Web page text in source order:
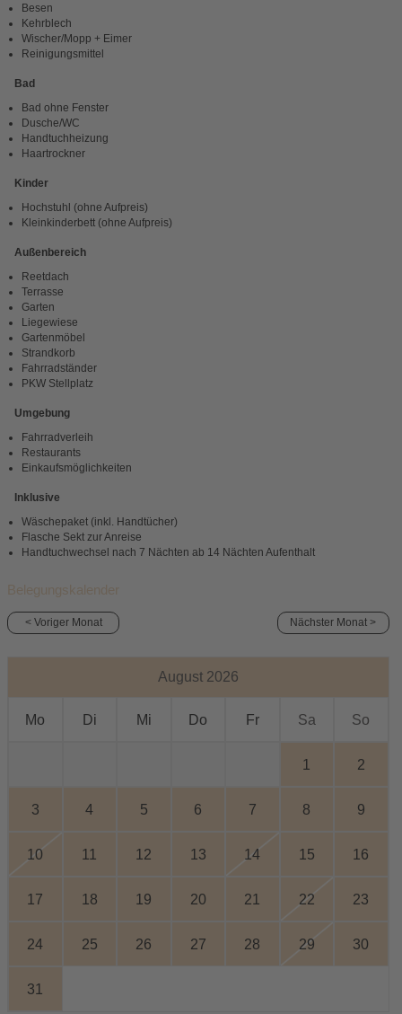
Besen
Kehrblech
Wischer/Mopp + Eimer
Reinigungsmittel
Bad
Bad ohne Fenster
Dusche/WC
Handtuchheizung
Haartrockner
Kinder
Hochstuhl (ohne Aufpreis)
Kleinkinderbett (ohne Aufpreis)
Außenbereich
Reetdach
Terrasse
Garten
Liegewiese
Gartenmöbel
Strandkorb
Fahrradständer
PKW Stellplatz
Umgebung
Fahrradverleih
Restaurants
Einkaufsmöglichkeiten
Inklusive
Wäschepaket (inkl. Handtücher)
Flasche Sekt zur Anreise
Handtuchwechsel nach 7 Nächten ab 14 Nächten Aufenthalt
Belegungskalender
< Voriger Monat Nächster Monat >
August 2026
Mo Di Mi Do Fr Sa So
1 2
3 4 5 6 7 8 9
10 11 12 13 14 15 16
17 18 19 20 21 22 23
24 25 26 27 28 29 30
31